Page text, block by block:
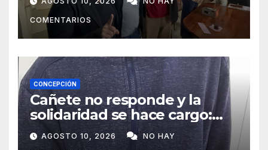
COMENTARIOS
CONCEPCIÓN
Cañete no responde y la
solidaridad se hace cargo:
Félix recibirá ayuda durante
todo el año
AGOSTO 10, 2026 NO HAY